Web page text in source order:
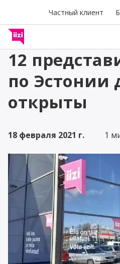
Частный клиент
12
по Эстонии
открыты
18 февраля 2021 г. 1